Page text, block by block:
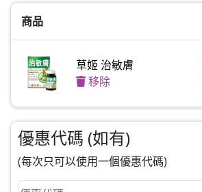
商品
草姬 治敏膚
移除
優惠代碼 (如有)
(每次只可以使用一個優惠代碼)